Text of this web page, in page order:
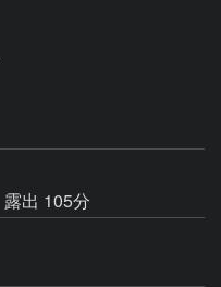
露出 105分